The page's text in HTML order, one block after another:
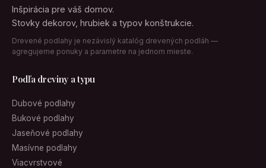
Inšpirácia pre váš domov.
Stovky dekorov, hrubiek a typov konštrukcie.
Drevené podlahy je nezávislý katalóg drevených podláh —
agregujeme ponuky a parametre na jednom mieste.
Podľa dreviny a typu
Dubové podlahy
Bukové podlahy
Jaseňové podlahy
Masívne podlahy
Viacvrstvové